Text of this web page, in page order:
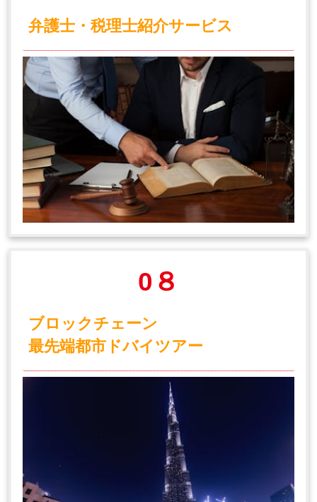
弁護士・税理士紹介サービス
0８
ブロックチェーン
最先端都市ドバイツアー